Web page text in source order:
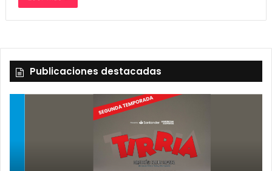
Publicaciones destacadas